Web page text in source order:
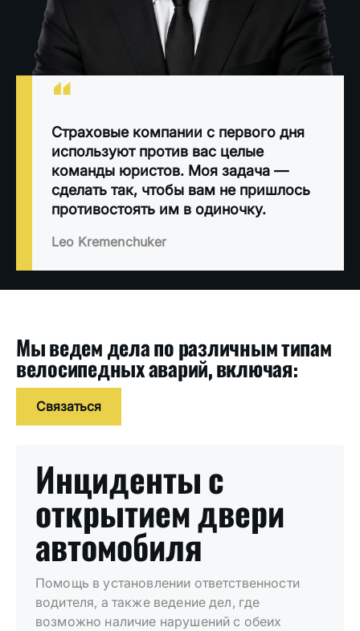
“
Страховые компании с первого дня
используют против вас целые
команды юристов. Моя задача —
сделать так, чтобы вам не пришлось
противостоять им в одиночку.
Leo Kremenchuker
Мы ведем дела по различным типам
велосипедных аварий, включая:
Связаться
Инциденты с
открытием двери
автомобиля
Помощь в установлении ответственности
водителя, а также ведение дел, где
возможно наличие нарушений с обеих